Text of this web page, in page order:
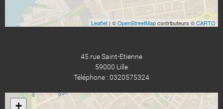
Leaflet | ©OpenStreetMapcontributeurs ©CARTO
45 rue Saint-Etienne
59000 Lille
Téléphone : 0320575324
+